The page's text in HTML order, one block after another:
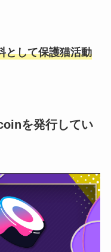
として保護猫活動
を発行してい